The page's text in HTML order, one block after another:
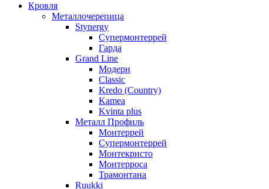
Кровля
Металлочерепица
Stynergy
Супермонтеррей
Гарда
Grand Line
Модерн
Classic
Kredo (Country)
Kamea
Kvinta plus
Металл Профиль
Монтеррей
Супермонтеррей
Монтекристо
Монтерроса
Трамонтана
Ruukki